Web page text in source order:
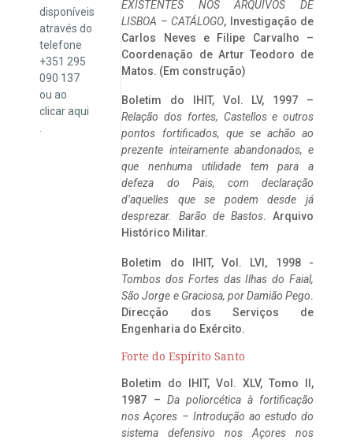
disponíveis
através do
telefone
+351 295
090 137
ou ao
clicaraqui
EXISTENTES NOS ARQUIVOS DE
LISBOA – CATÁLOGO, Investigação de
Carlos Neves e Filipe Carvalho –
Coordenação de Artur Teodoro de
Matos. (Em construção)
Boletim do IHIT, Vol. LV, 1997 –
Relação dos fortes, Castellos e outros
pontos fortificados, que se achão ao
prezente inteiramente abandonados, e
que nenhuma utilidade tem para a
defeza do Pais, com declaração
d’aquelles que se podem desde já
desprezar. Barão de Bastos. Arquivo
Histórico Militar.
Boletim do IHIT, Vol. LVI, 1998 -
Tombos dos Fortes das Ilhas do Faial,
São Jorge e Graciosa, por Damião Pego.
Direcção dos Serviços de
Engenharia do Exército.
Forte do Espírito Santo
Boletim do IHIT, Vol. XLV, Tomo II,
1987 – Da poliorcética à fortificação
nos Açores – Introdução ao estudo do
sistema defensivo nos Açores nos